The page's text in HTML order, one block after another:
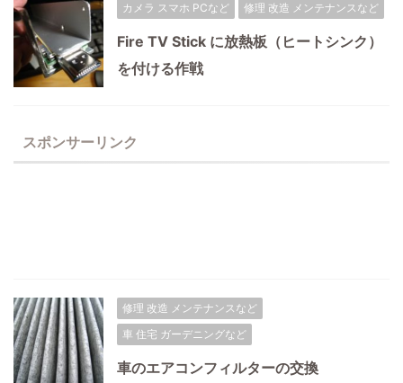
カメラ スマホ PCなど 修理 改造 メンテナンスなど
Fire TV Stick に放熱板（ヒートシンク）
を付ける作戦
スポンサーリンク
修理 改造 メンテナンスなど
車 住宅 ガーデニングなど
車のエアコンフィルターの交換